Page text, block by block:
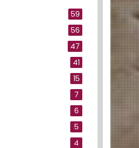
59
56
47
41
15
7
6
5
4